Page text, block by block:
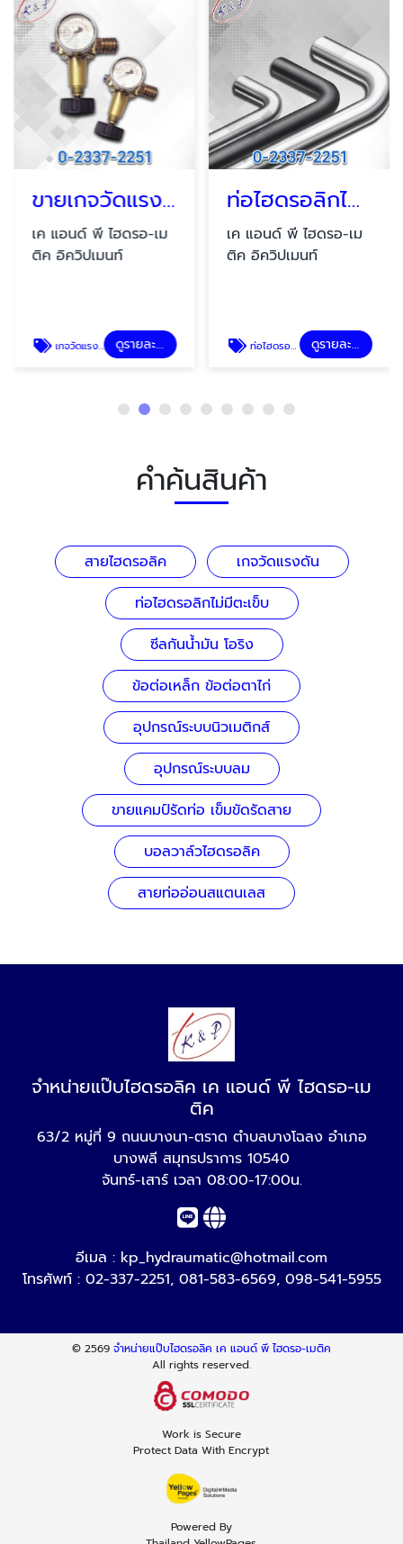
ขายเกจวัดแรงดัน บางนา
เค แอนด์ พี ไฮดรอ-เม
ติค อิควิปเมนท์
เกจวัดแรงดัน ดูรายละเอียด
ท่อไฮดรอลิกไม่มีตะเข็บ
เค แอนด์ พี ไฮดรอ-เม
ติค อิควิปเมนท์
ท่อไฮดรอลิกไม่มีตะเข็บ ดูรายละเอียด
คำค้นสินค้า
สายไฮดรอลิค
เกจวัดแรงดัน
ท่อไฮดรอลิกไม่มีตะเข็บ
ซีลกันน้ำมัน โอริง
ข้อต่อเหล็ก ข้อต่อตาไก่
อุปกรณ์ระบบนิวเมติกส์
อุปกรณ์ระบบลม
ขายแคมป์รัดท่อ เข็มขัดรัดสาย
บอลวาล์วไฮดรอลิค
สายท่ออ่อนสแตนเลส
จำหน่ายแป๊บไฮดรอลิค เค แอนด์ พี ไฮดรอ-เม
ติค
63/2 หมู่ที่ 9 ถนนบางนา-ตราด ตำบลบางโฉลง อำเภอ
บางพลี สมุทรปราการ 10540
จันทร์-เสาร์ เวลา 08:00-17:00น.
อีเมล : kp_hydraumatic@hotmail.com
โทรศัพท์ : 02-337-2251, 081-583-6569, 098-541-5955
© 2569 จำหน่ายแป๊บไฮดรอลิค เค แอนด์ พี ไฮดรอ-เมติค
All rights reserved.
Work is Secure
Protect Data With Encrypt
Powered By